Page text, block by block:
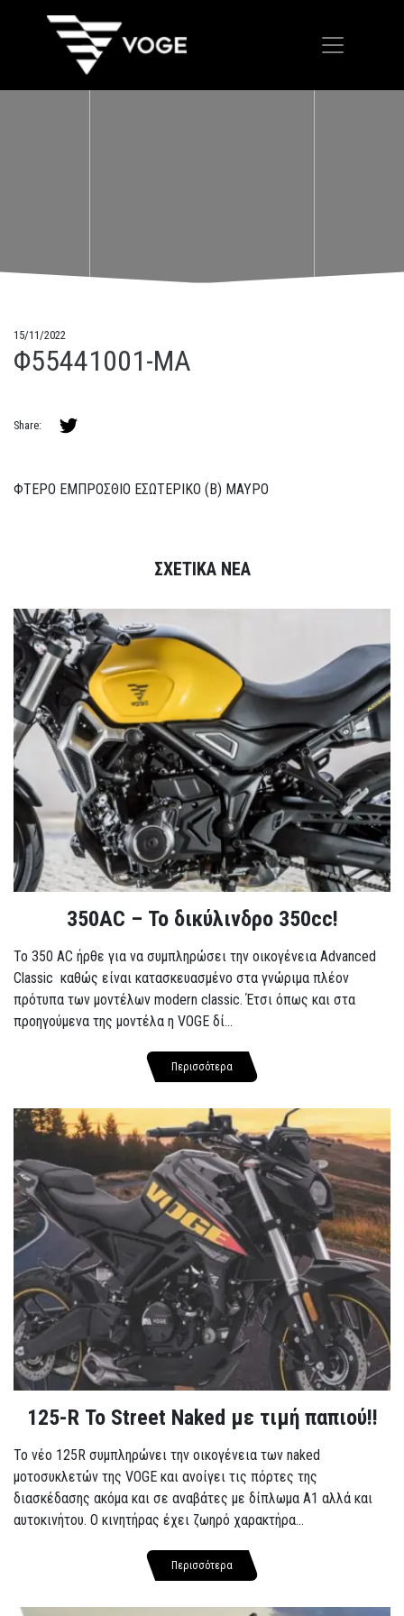
15/11/2022
Φ55441001-MA
Share:
ΦΤΕΡΟ ΕΜΠΡΟΣΘΙΟ ΕΣΩΤΕΡΙΚΟ (Β) ΜΑΥΡΟ
ΣΧΕΤΙΚΑ ΝΕΑ
350AC – Το δικύλινδρο 350cc!
To 350 AC ήρθε για να συμπληρώσει την οικογένεια Advanced
Classic καθώς είναι κατασκευασμένο στα γνώριμα πλέον
πρότυπα των μοντέλων modern classic. Έτσι όπως και στα
προηγούμενα της μοντέλα η VOGE δί...
Περισσότερα
125-R Το Street Naked με τιμή παπιού!!
Το νέο 125R συμπληρώνει την οικογένεια των naked
μοτοσυκλετών της VOGE και ανοίγει τις πόρτες της
διασκέδασης ακόμα και σε αναβάτες με δίπλωμα A1 αλλά και
αυτοκινήτου. Ο κινητήρας έχει ζωηρό χαρακτήρα...
Περισσότερα